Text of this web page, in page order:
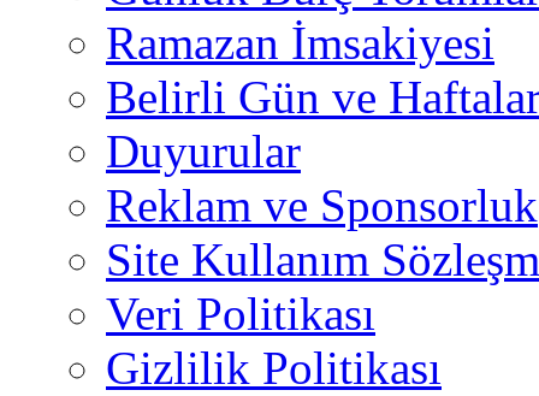
Ramazan İmsakiyesi
Belirli Gün ve
Duyurular
Reklam ve Sponsorluk
Site Kullanım
Veri Politikası
Gizlilik Politikası